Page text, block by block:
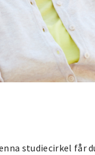
studiecirkel får